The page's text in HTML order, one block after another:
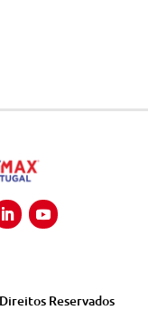
Reservados